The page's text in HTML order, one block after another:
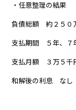
・任意整理の結果
負債総額 約２５０
支払期間 ５年、７
支払月額 ３万５千
和解後の利息 なし